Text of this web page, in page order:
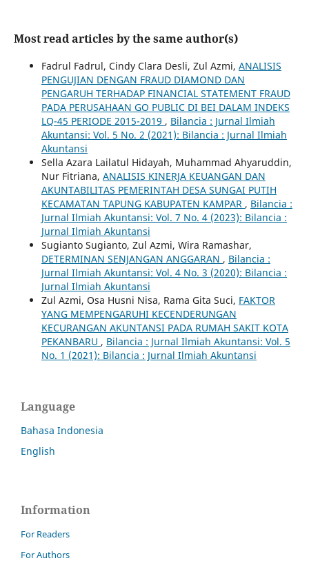
Most read articles by the same author(s)
Fadrul Fadrul, Cindy Clara Desli, Zul Azmi, ANALISIS
PENGUJIAN DENGAN FRAUD DIAMOND DAN
PENGARUH TERHADAP FINANCIAL STATEMENT FRAUD
PADA PERUSAHAAN GO PUBLIC DI BEI DALAM INDEKS
LQ-45 PERIODE 2015-2019 , Bilancia : Jurnal Ilmiah
Akuntansi: Vol. 5 No. 2 (2021): Bilancia : Jurnal Ilmiah
Akuntansi
Sella Azara Lailatul Hidayah, Muhammad Ahyaruddin,
Nur Fitriana, ANALISIS KINERJA KEUANGAN DAN
AKUNTABILITAS PEMERINTAH DESA SUNGAI PUTIH
KECAMATAN TAPUNG KABUPATEN KAMPAR , Bilancia :
Jurnal Ilmiah Akuntansi: Vol. 7 No. 4 (2023): Bilancia :
Jurnal Ilmiah Akuntansi
Sugianto Sugianto, Zul Azmi, Wira Ramashar,
DETERMINAN SENJANGAN ANGGARAN , Bilancia :
Jurnal Ilmiah Akuntansi: Vol. 4 No. 3 (2020): Bilancia :
Jurnal Ilmiah Akuntansi
Zul Azmi, Osa Husni Nisa, Rama Gita Suci, FAKTOR
YANG MEMPENGARUHI KECENDERUNGAN
KECURANGAN AKUNTANSI PADA RUMAH SAKIT KOTA
PEKANBARU , Bilancia : Jurnal Ilmiah Akuntansi: Vol. 5
No. 1 (2021): Bilancia : Jurnal Ilmiah Akuntansi
Language
Bahasa Indonesia
English
Information
For Readers
For Authors